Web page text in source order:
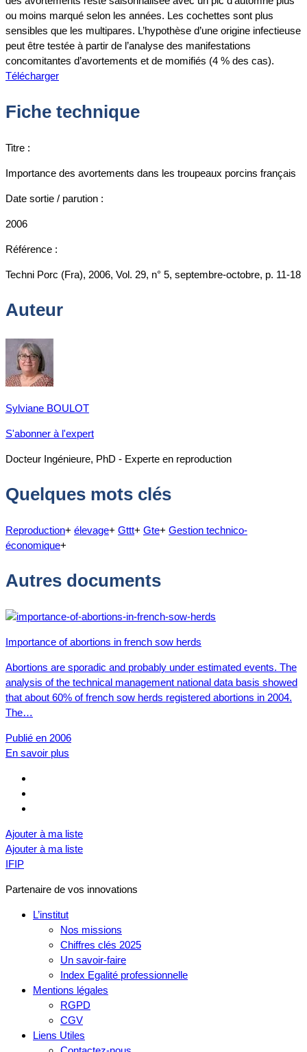
ou moins marqué selon les années. Les cochettes sont plus
sensibles que les multipares. L’hypothèse d’une origine infectieuse
peut être testée à partir de l’analyse des manifestations
concomitantes d’avortements et de momifiés (4 % des cas).
Télécharger
Fiche technique
Titre :
Importance des avortements dans les troupeaux porcins français
Date sortie / parution :
2006
Référence :
Techni Porc (Fra), 2006, Vol. 29, n° 5, septembre-octobre, p. 11-18
Auteur
Sylviane BOULOT
S'abonner à l'expert
Docteur Ingénieure, PhD - Experte en reproduction
Quelques mots clés
Reproduction+ élevage+ Gttt+ Gte+ Gestion technico-
économique+
Autres documents
Importance of abortions in french sow herds
Abortions are sporadic and probably under estimated events. The
analysis of the technical management national data basis showed
that about 60% of french sow herds registered abortions in 2004.
The…
Publié en 2006
En savoir plus
Ajouter à ma liste
Ajouter à ma liste
IFIP
Partenaire de vos innovations
L’institut
Nos missions
Chiffres clés 2025
Un savoir-faire
Index Egalité professionnelle
Mentions légales
RGPD
CGV
Liens Utiles